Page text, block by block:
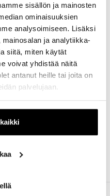
sisällön ja mainosten
ominaisuuksien
analysoimiseen. Lisäksi
ja analytiikka-
siitä, miten käytät
voivat yhdistää näitä
antanut heille tai joita on
palvelujaan.
talvista pienoisrautatietä,
metroaseman
ja
ry:n jäsenet Aulis
Kosieradzki ja Ilkka Siissalo.
Itiksessä 20.11.2021-